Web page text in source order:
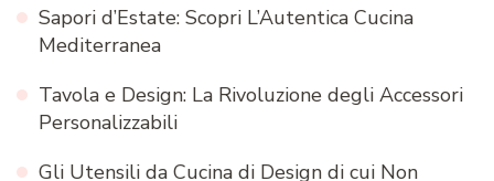
Sapori d’Estate: Scopri L’Autentica Cucina
Mediterranea
Tavola e Design: La Rivoluzione degli Accessori
Personalizzabili
Gli Utensili da Cucina di Design di cui Non